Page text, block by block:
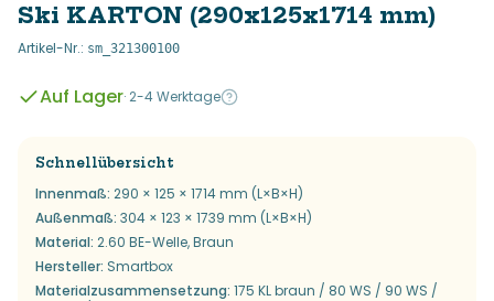
Ski KARTON (290x125x1714 mm)
Artikel-Nr.: sm_321300100
Auf Lager· 2-4 Werktage
Schnellübersicht
Innenmaß: 290 × 125 × 1714 mm (L×B×H)
Außenmaß: 304 × 123 × 1739 mm (L×B×H)
Material: 2.60 BE-Welle, Braun
Hersteller: Smartbox
Materialzusammensetzung: 175 KL braun / 80 WS / 90 WS /